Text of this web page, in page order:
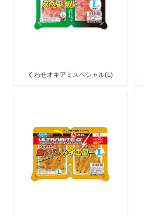
くわせオキアミスペシャル(L)